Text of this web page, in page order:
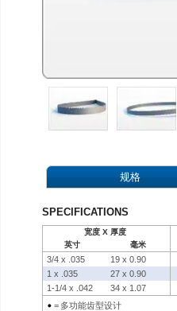
规格
SPECIFICATIONS
宽度 X 厚度
英寸
毫米
3/4 x .035
19 x 0.90
1 x .035
27 x 0.90
1-1/4 x .042
34 x 1.07
= 多功能齿型设计